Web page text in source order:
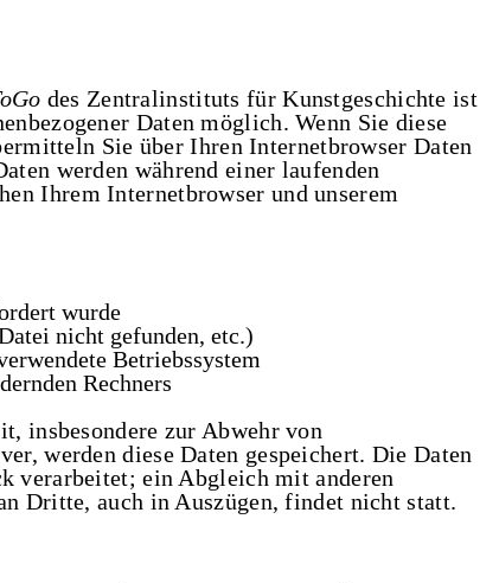
des Zentralinstituts für Kunstgeschichte ist
Daten möglich. Wenn Sie diese
Sie über Ihren Internetbrowser Daten
werden während einer laufenden
Ihrem Internetbrowser und unserem
wurde
nicht gefunden, etc.)
Betriebssystem
Rechners
insbesondere zur Abwehr von
werden diese Daten gespeichert. Die Daten
verarbeitet; ein Abgleich mit anderen
Dritte, auch in Auszügen, findet nicht statt.